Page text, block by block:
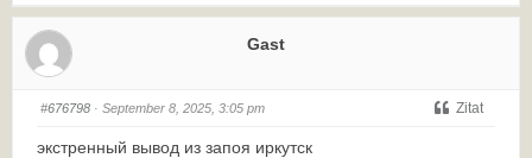
Gast
#676798 · September 8, 2025, 3:05 pm Zitat
экстренный вывод из запоя иркутск